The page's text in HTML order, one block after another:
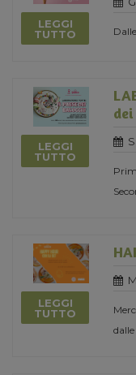
LEGGI
TUTTO
LEGGI
TUTTO
LEGGI
TUTTO